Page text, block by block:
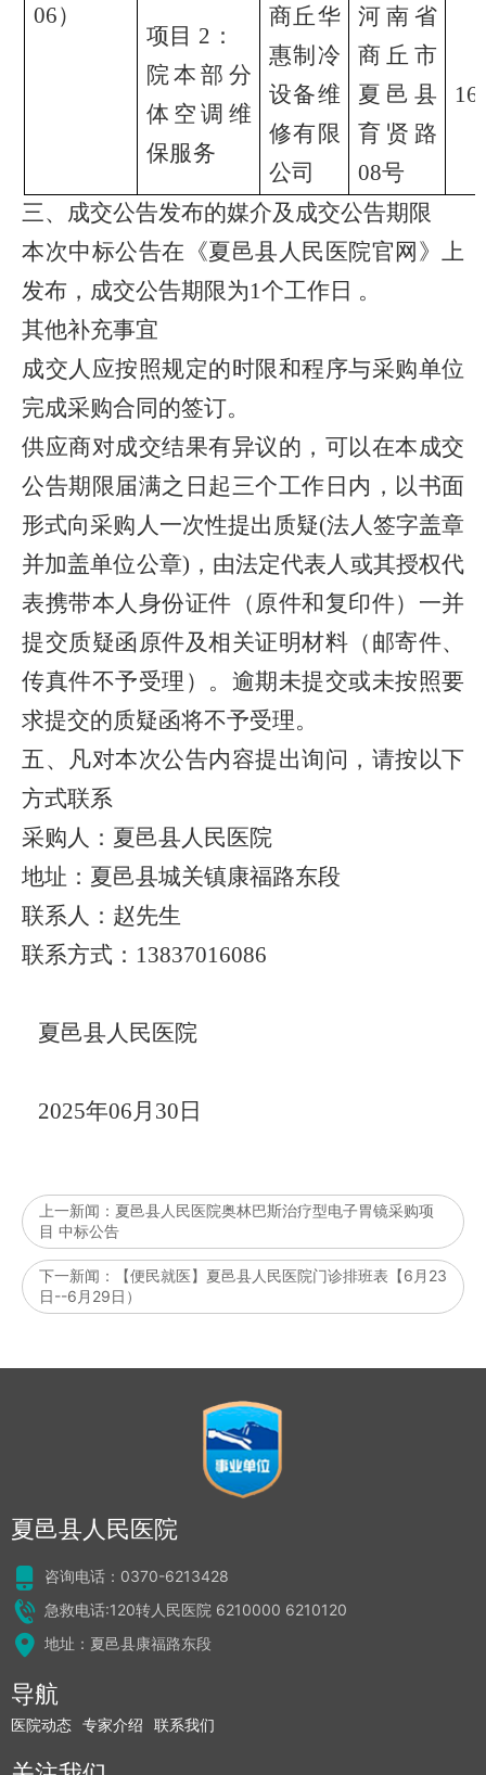
06）
项目 2：
院本部 分
体空调维
保服务
商丘华
惠制冷
设备维
修有限
公司
河南省
商丘市
夏邑县
育贤路
08号
三、 成交公告发布的媒介及成交公告期限
本次中标公告在《夏邑县人民医院官网 》上
发布，成交公告期限为1个工作日 。
其他补充事宜
成交人应按照规定的时限和程序与采购单位
完成采购合同的签订。
供应商对成交结果有异议的，可以在本成交
公告期限届满之日起三个工作日内，以书面
形式向采购 人 一次性提出质疑(法人签字盖章
并加盖单位公章)，由法定代表人或其授权代
表携带本人身份证件（原件和复印件）一并
提交质疑函原件及相关证明材料（邮寄件、
传真件不予受理）。逾期未提交或未按照要
求提交的质疑函将不予受理。
五、
凡对本次公告内容提出询问，请按以下
方式联系
采购人： 夏邑县人民医院
地址： 夏邑县城关镇康福路东段
联系人： 赵先生
联系方式： 13837016086
夏邑县人民医院
2025年06月30日
上一新闻： 夏邑县人民医院奥林巴斯治疗型电子胃镜采购项
目 中标公告
下一新闻：
【便民就医】夏邑县人民医院门诊排班表【6月23
日--6月29日）
夏邑县人民医院
咨询电话：0370-6213428
急救电话:120转人民医院 6210000 6210120
地址：夏邑县康福路东段
导航
医院动态 专家介绍 联系我们